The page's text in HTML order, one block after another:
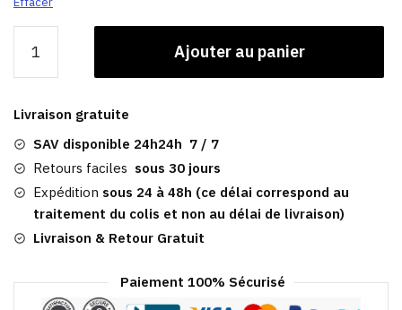
Casquette
Baseball
Femme
|​
Gaia
Ajouter au panier
Livraison gratuite
SAV disponible 24h24h 7 / 7
Retours faciles sous 30 jours
Expédition sous 24 à 48h (ce délai correspond au
traitement du colis et non au délai de livraison)
Livraison & Retour Gratuit
Paiement 100% Sécurisé